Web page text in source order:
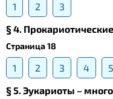
1 2
3
§ 4.
Страница 18
1 2 3 4 5
§ 5. Эукариоты –